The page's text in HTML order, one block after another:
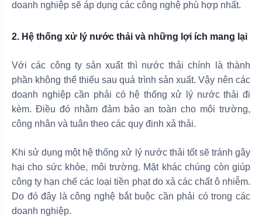
doanh nghiệp sẽ áp dụng các công nghệ phù hợp nhất.
2. Hệ thống xử lý nước thải và những lợi ích mang lại
Với các công ty sản xuất thì nước thải chính là thành
phần không thể thiếu sau quá trình sản xuất. Vậy nên các
doanh nghiệp cần phải có hệ thống xử lý nước thải đi
kèm. Điều đó nhằm đảm bảo an toàn cho môi trường,
công nhân và tuân theo các quy định xả thải.
Khi sử dụng một hệ thống xử lý nước thải tốt sẽ tránh gây
hại cho sức khỏe, môi trường. Mặt khác chúng còn giúp
công ty hạn chế các loại tiền phạt do xả các chất ô nhiễm.
Do đó đây là công nghệ bắt buộc cần phải có trong các
doanh nghiệp.